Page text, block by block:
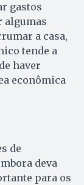
gastos
algumas
a casa,
tende a
haver
econômica
de
deva
para os